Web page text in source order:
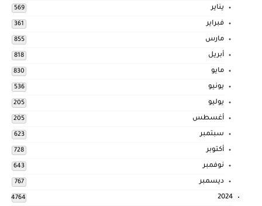
يناير 569
فبراير 361
مارس 855
أبريل 818
مايو 830
يونيو 536
يوليو 205
أغسطس 205
سبتمبر 623
أكتوبر 728
نوفمبر 643
ديسمبر 767
2024
4764